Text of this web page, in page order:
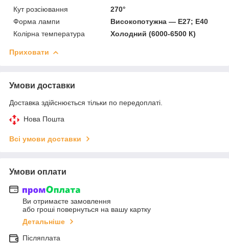
Кут розсіювання
270°
Форма лампи
Високопотужна — E27; E40
Колірна температура
Холодний (6000-6500 К)
Приховати
Умови доставки
Доставка здійснюється тільки по передоплаті.
Нова Пошта
Всі умови доставки
Умови оплати
Ви отримаєте замовлення
або гроші повернуться на вашу картку
Детальніше
Післяплата